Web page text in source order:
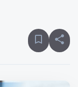
bookmark_border share